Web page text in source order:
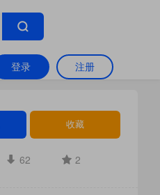
登录 注册
收藏
62 2